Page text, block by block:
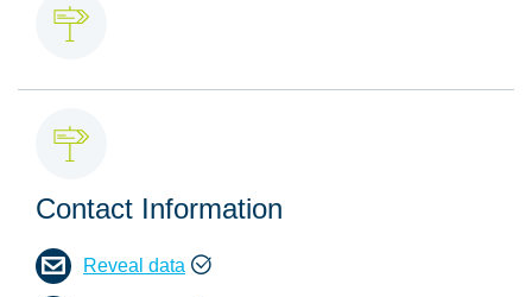
Contact Information
Reveal data